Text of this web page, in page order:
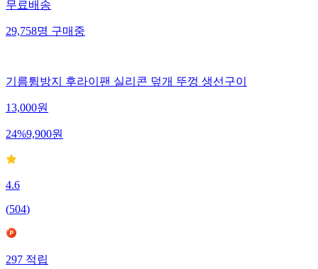
무료배송
29,758명구매중
기름튐방지 후라이팬 실리콘 덮개 뚜껑 생선구이
13,000원
24%9,900원
4.6
(504)
297적립